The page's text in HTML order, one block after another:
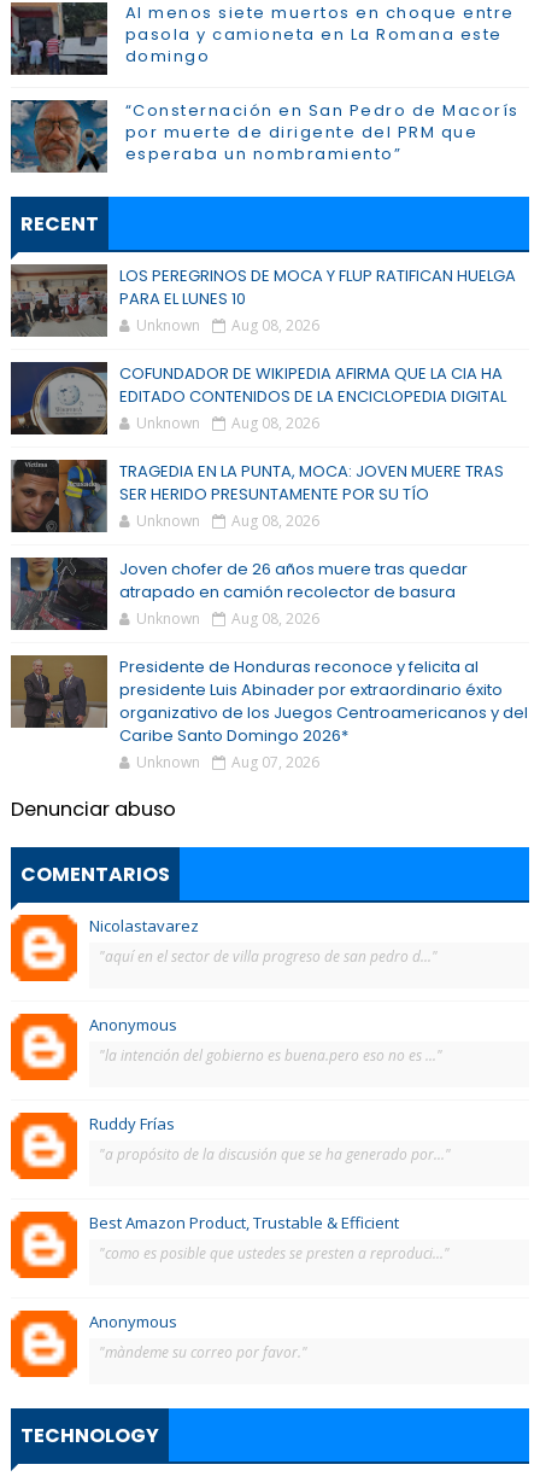
Al menos siete muertos en choque entre
pasola y camioneta en La Romana este
domingo
“Consternación en San Pedro de Macorís
por muerte de dirigente del PRM que
esperaba un nombramiento”
RECENT
LOS PEREGRINOS DE MOCA Y FLUP RATIFICAN HUELGA
PARA EL LUNES 10
Unknown Aug 08, 2026
COFUNDADOR DE WIKIPEDIA AFIRMA QUE LA CIA HA
EDITADO CONTENIDOS DE LA ENCICLOPEDIA DIGITAL
Unknown Aug 08, 2026
TRAGEDIA EN LA PUNTA, MOCA: JOVEN MUERE TRAS
SER HERIDO PRESUNTAMENTE POR SU TÍO
Unknown Aug 08, 2026
Joven chofer de 26 años muere tras quedar
atrapado en camión recolector de basura
Unknown Aug 08, 2026
Presidente de Honduras reconoce y felicita al
presidente Luis Abinader por extraordinario éxito
organizativo de los Juegos Centroamericanos y del
Caribe Santo Domingo 2026*
Unknown Aug 07, 2026
Denunciar abuso
COMENTARIOS
Nicolastavarez
"aquí en el sector de villa progreso de san pedro d..."
Anonymous
"la intención del gobierno es buena.pero eso no es ..."
Ruddy Frías
"a propósito de la discusión que se ha generado por..."
Best Amazon Product, Trustable & Efficient
"como es posible que ustedes se presten a reproduci..."
Anonymous
"màndeme su correo por favor."
TECHNOLOGY